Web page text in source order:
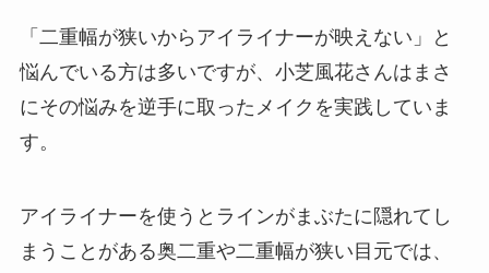
「二重幅が狭いからアイライナーが映えない」と
悩んでいる方は多いですが、小芝風花さんはまさ
にその悩みを逆手に取ったメイクを実践していま
す。
アイライナーを使うとラインがまぶたに隠れてし
まうことがある奥二重や二重幅が狭い目元では、